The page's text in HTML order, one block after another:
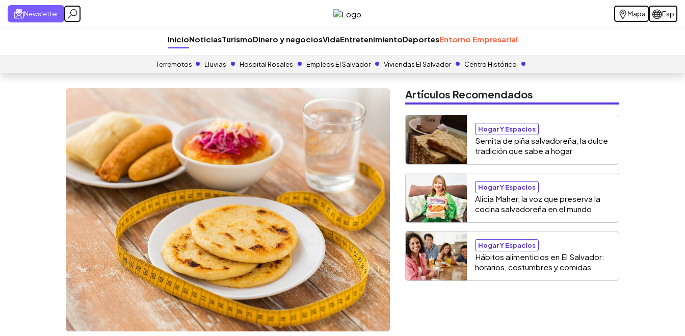
Newsletter Mapa Esp
InicioNoticiasTurismoDinero y negociosVidaEntretenimientoDeportesEntorno Empresarial
Terremotos Lluvias Hospital Rosales Empleos El Salvador Viviendas El Salvador Centro Histórico
Artículos Recomendados
Hogar Y Espacios
Semita de piña salvadoreña, la dulce
tradición que sabe a hogar
Hogar Y Espacios
Alicia Maher, la voz que preserva la
cocina salvadoreña en el mundo
Hogar Y Espacios
Hábitos alimenticios en El Salvador:
horarios, costumbres y comidas